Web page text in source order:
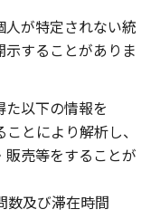
が特定されない統
することがありま
以下の情報を
とにより解析し、
売等をすることが
数及び滞在時間